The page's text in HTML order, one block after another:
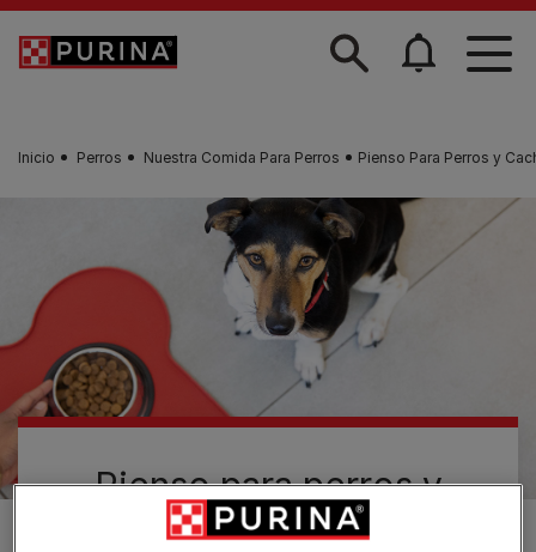
Skip to main content
Inicio Perros Nuestra Comida Para Perros Pienso Para Perros y
Pienso para perros y
cachorros